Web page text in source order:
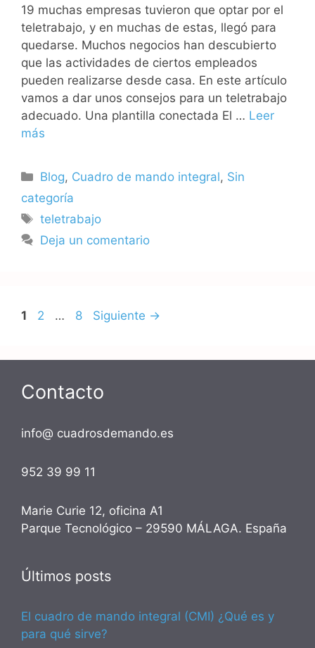
19 muchas empresas tuvieron que optar por el
teletrabajo, y en muchas de estas, llegó para
quedarse. Muchos negocios han descubierto
que las actividades de ciertos empleados
pueden realizarse desde casa. En este artículo
vamos a dar unos consejos para un teletrabajo
adecuado. Una plantilla conectada El … Leer
más
Categorías
Blog, Cuadro de mando integral, Sin
categoría
Etiquetas
teletrabajo
Deja un comentario
Página
1 Página
2 … Página
8 Siguiente →
Contacto
info@ cuadrosdemando.es
952 39 99 11
Marie Curie 12, oficina A1
Parque Tecnológico – 29590 MÁLAGA. España
Últimos posts
El cuadro de mando integral (CMI) ¿Qué es y
para qué sirve?